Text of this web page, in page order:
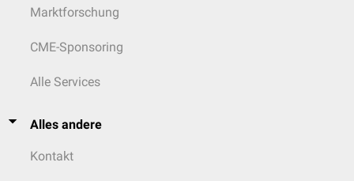
Marktforschung
CME-Sponsoring
Alle Services
Alles andere
Kontakt